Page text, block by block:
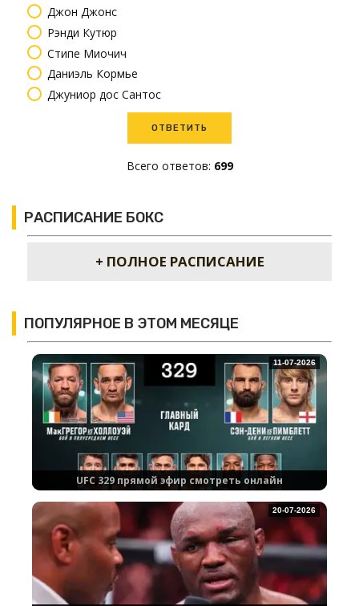
Джон Джонс
Рэнди Кутюр
Стипе Миочич
Даниэль Кормье
Джуниор дос Сантос
Всего ответов: 699
РАСПИСАНИЕ БОКС
+ ПОЛНОЕ РАСПИСАНИЕ
ПОПУЛЯРНОЕ В ЭТОМ МЕСЯЦЕ
UFC 329 прямой эфир смотреть онлайн
11-07-2026
20-07-2026